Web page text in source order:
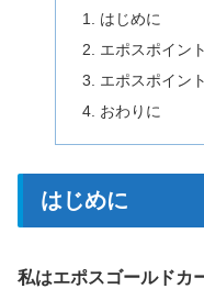
はじめに
エポスポイン
エポスポイン
おわりに
はじめに
私はエポスゴールドカ